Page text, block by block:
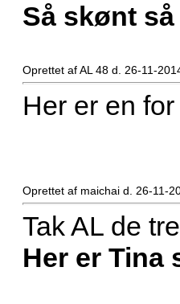
Så skønt
Oprettet af AL 48 d. 26-11-
Her er en
Oprettet af maichai d. 26-11-
Tak AL de
Her er Tina